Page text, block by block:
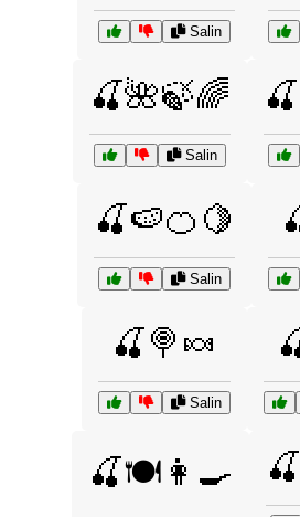
Salin
🍒🌺🍃🌈
Salin
🍒🍉🍊🍋
Salin
🍒🍭🍬
Salin
🍒🍽️👩‍🍳